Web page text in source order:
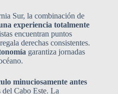
Sur, la combinación de
experiencia totalmente
encuentran puntos
derechas consistentes.
garantiza jornadas
minuciosamente antes
del Cabo Este. La